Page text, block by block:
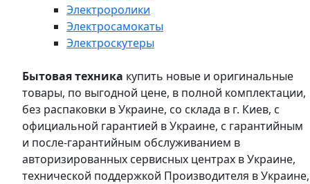
Электроролики
Электросамокаты
Электроскутеры
Бытовая техника купить новые и оригинальные
товары, по выгодной цене, в полной комплектации,
без распаковки в Украине, со склада в г. Киев, с
официальной гарантией в Украине, с гарантийным
и после-гарантийным обслуживанием в
авторизированных сервисных центрах в Украине,
технической поддержкой Производителя в Украине,